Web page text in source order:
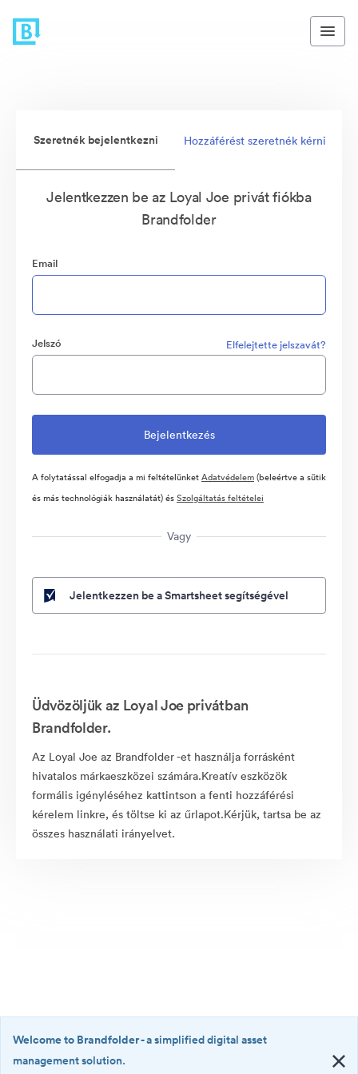
Szeretnék bejelentkezni Hozzáférést szeretnék kérni
Jelentkezzen be az Loyal Joe privát fiókba
Brandfolder
Email
Jelszó Elfelejtette jelszavát?
A folytatással elfogadja a mi feltételünketAdatvédelem(beleértve a sütik
és más technológiák használatát) ésSzolgáltatás feltételei
Vagy
Jelentkezzen be a Smartsheet segítségével
Üdvözöljük az Loyal Joe privátban
Brandfolder.
Az Loyal Joe az Brandfolder -et használja forrásként
hivatalos márkaeszközei számára.Kreatív eszközök
formális igényléséhez kattintson a fenti hozzáférési
kérelem linkre, és töltse ki az űrlapot.Kérjük, tartsa be az
összes használati irányelvet.
Welcome to Brandfolder- a simplified digital asset
management solution.